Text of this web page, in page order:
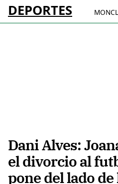
DEPORTES
Dani Alves:
el divorcio al
pone del lado